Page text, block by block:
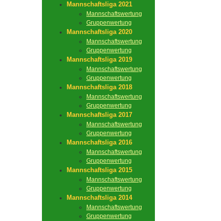
Mannschaftsliga 2021
Mannschaftswertung
Gruppenwertung
Mannschaftsliga 2020
Mannschaftswertung
Gruppenwertung
Mannschaftsliga 2019
Mannschaftswertung
Gruppenwertung
Mannschaftsliga 2018
Mannschaftswertung
Gruppenwertung
Mannschaftsliga 2017
Mannschaftswertung
Gruppenwertung
Mannschaftsliga 2016
Mannschaftswertung
Gruppenwertung
Mannschaftsliga 2015
Mannschaftswertung
Gruppenwertung
Mannschaftsliga 2014
Mannschaftswertung
Gruppenwertung